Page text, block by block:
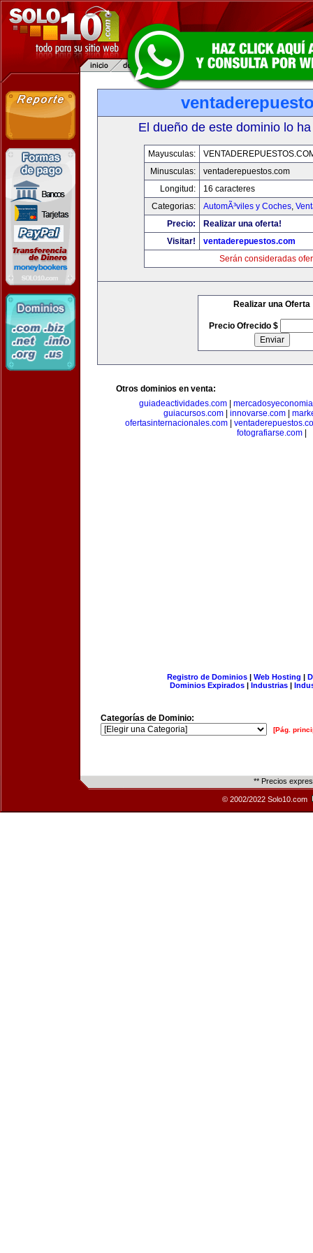
El dueño de este dominio lo
Mayusculas:
Minusculas:
ventaderepuestos.com
Longitud:
16 caracteres
Categorias:
AutomÃ³viles y Coches,
Precio:
Realizar una oferta!
Visitar!
ventaderepuestos.com
Serán consideradas
Realizar una Oferta
Precio Ofrecido $
Otros dominios en venta:
guiadeactividades.com|
guiacursos.com| innovarse.com|
ofertasinternacionales.com|
fotografiarse.com
Registro de Dominios| Web Hosting |
Dominios Expirados | Industrias |
Categorías de Dominio:
[Pág.
** Precios
© 2002/2022 Solo10.com